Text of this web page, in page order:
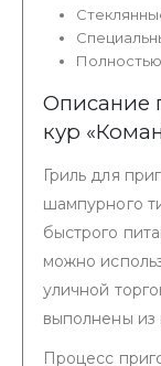
Описание
кур
Гриль для
шампурного
быстрого
можно
уличной
выполнены
Процесс